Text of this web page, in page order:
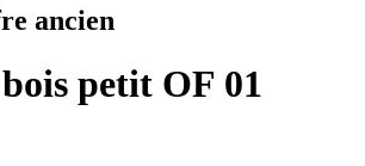
ancien
petit OF 01